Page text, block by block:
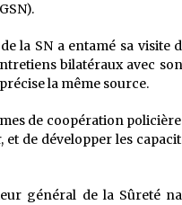
la SN a entamé sa visite
bilatéraux avec
la même source.
de coopération
de développer les
général de la Sûreté